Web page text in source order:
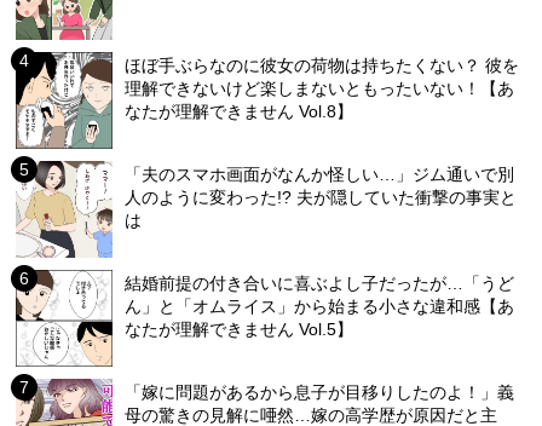
ほぼ手ぶらなのに彼女の荷物は持ちたくない？ 彼を
理解できないけど楽しまないともったいない！【あ
なたが理解できません Vol.8】
「夫のスマホ画面がなんか怪しい…」ジム通いで別
人のように変わった!? 夫が隠していた衝撃の事実と
は
結婚前提の付き合いに喜ぶよし子だったが…「うど
ん」と「オムライス」から始まる小さな違和感【あ
なたが理解できません Vol.5】
「嫁に問題があるから息子が目移りしたのよ！」義
母の驚きの見解に唖然…嫁の高学歴が原因だと主